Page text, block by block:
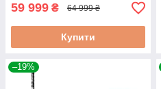
59 999 ₴ 64 999 ₴
Купити
–19%